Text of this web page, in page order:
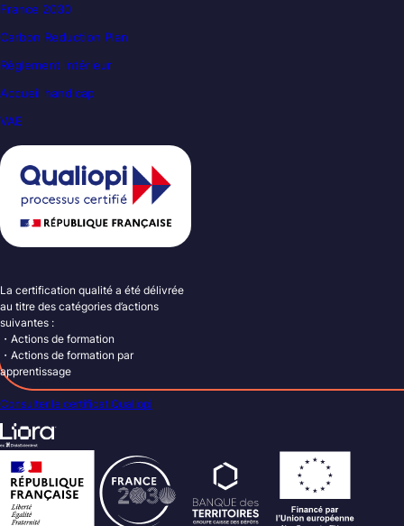
France 2030
Carbon Reduction Plan
Règlement intérieur
Accueil handicap
VAE
La certification qualité a été délivrée
au titre des catégories d’actions
suivantes :
・Actions de formation
・Actions de formation par
apprentissage
Consulter le certificat Qualiopi